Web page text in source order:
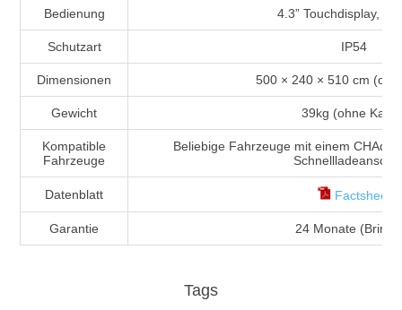
Bedienung 4.3” Touchdisplay, 2
Schutzart IP54
Dimensionen 500 × 240 × 510 cm
Gewicht 39kg (ohne
Kompatible
Fahrzeuge
Beliebige Fahrzeuge mit einem
Datenblatt Factsheet
Garantie 24 Monate (Bring-
Tags